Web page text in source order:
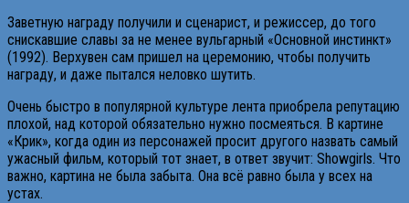
Заветную награду получили и сценарист, и режиссер, до того
снискавшие славы за не менее вульгарный «Основной инстинкт»
(1992). Верхувен сам пришел на церемонию, чтобы получить
награду, и даже пытался неловко шутить.
Очень быстро в популярной культуре лента приобрела репутацию
плохой, над которой обязательно нужно посмеяться. В картине
«Крик», когда один из персонажей просит другого назвать самый
ужасный фильм, который тот знает, в ответ звучит: Showgirls. Что
важно, картина не была забыта. Она всё равно была у всех на
устах.